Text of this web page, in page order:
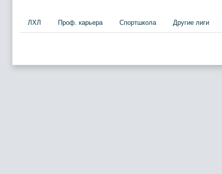
ЛХЛ Проф. карьера Спортшкола Другие лиги